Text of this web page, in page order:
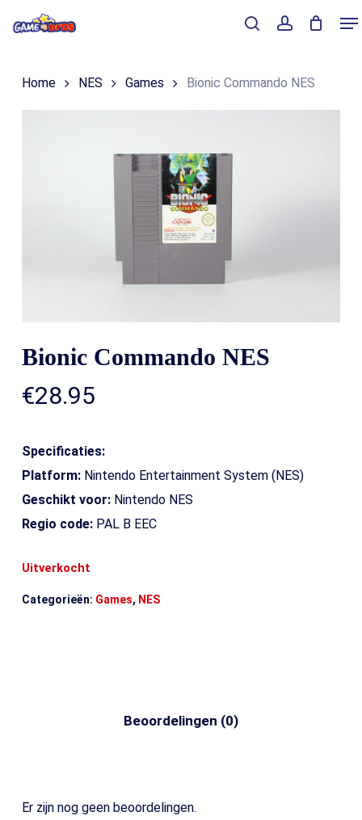
content
Winkelmand
Home NES Games Bionic Commando NES
Bionic Commando NES
€28.95
Specificaties:
Platform:Nintendo Entertainment System (NES)
Geschikt voor:Nintendo NES
Regio code:PAL B EEC
Uitverkocht
Categorieën: Games, NES
Beoordelingen (0)
Er zijn nog geen beoordelingen.